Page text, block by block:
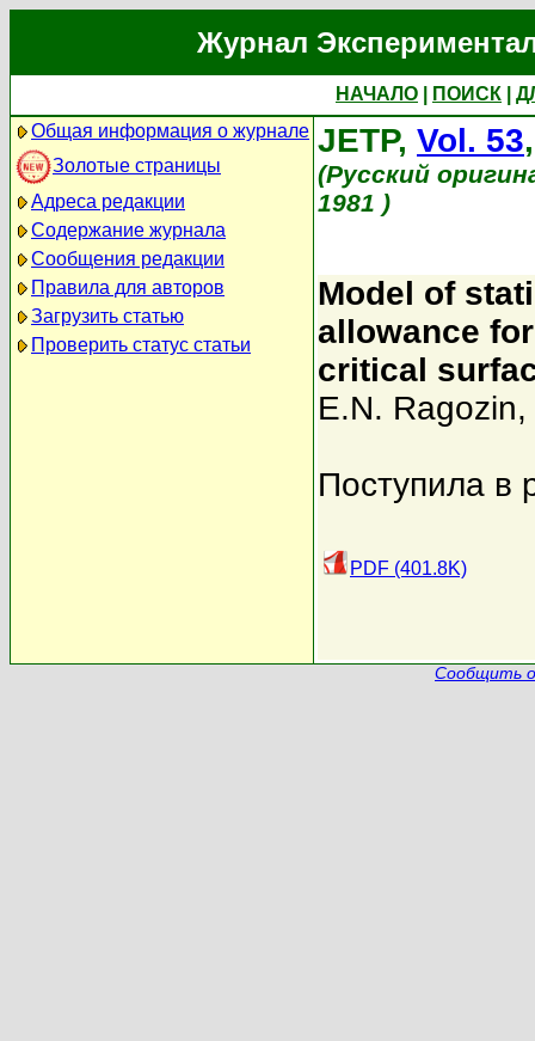
Журнал
НАЧАЛО ПОИСК
Общая информация о журнале
Золотые страницы
Адреса редакции
Содержание журнала
Сообщения редакции
Правила для авторов
Загрузить статью
Проверить статус статьи
JETP, Vol. 53
(Русский
1981 )
Model of
allowance
critical
E.N. Ragozin,
Поступила в
PDF (401.8K)
Сообщить о